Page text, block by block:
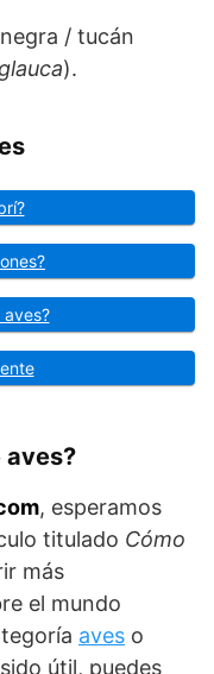
/ tucán
).
aves?
aves?
, esperamos
titulado Cómo
más
el mundo
aves o
útil, puedes